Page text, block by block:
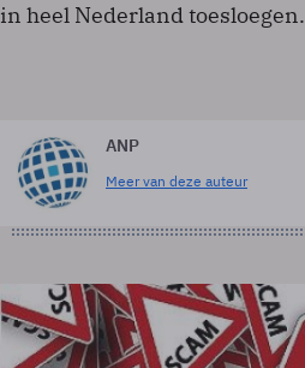
in heel Nederland toesloegen.
ANP
Meer van deze auteur